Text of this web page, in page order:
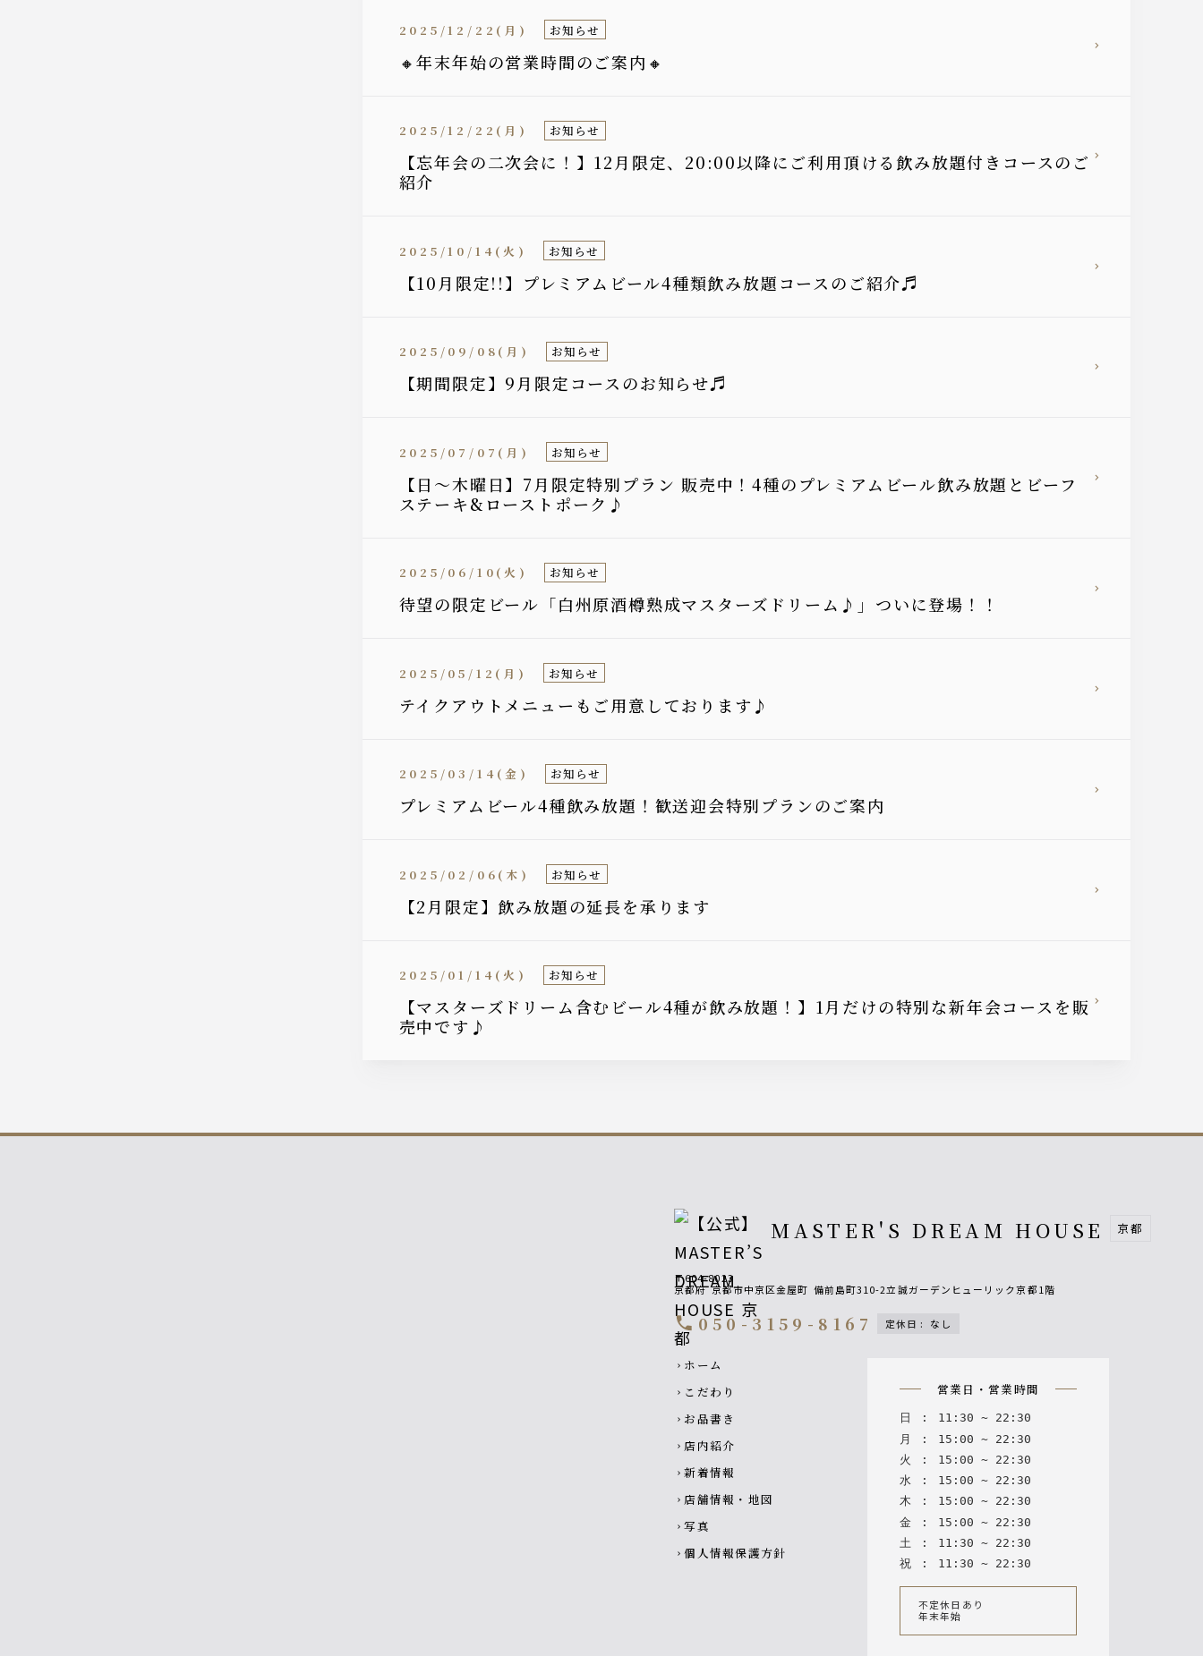
🔸年末年始の営業時間のご案内🔸
2025/12/22(月) お知らせ
【忘年会の二次会に！】12月限定、20:00以降にご利用頂ける飲み放題付きコースのご
紹介
2025/12/22(月) お知らせ
【10月限定!!】プレミアムビール4種類飲み放題コースのご紹介♬
2025/10/14(火) お知らせ
【期間限定】9月限定コースのお知らせ♬
2025/09/08(月) お知らせ
【日〜木曜日】7月限定特別プラン 販売中！4種のプレミアムビール飲み放題とビーフ
ステーキ&ローストポーク♪
2025/07/07(月) お知らせ
待望の限定ビール「白州原酒樽熟成マスターズドリーム♪」ついに登場！！
2025/06/10(火) お知らせ
テイクアウトメニューもご用意しております♪
2025/05/12(月) お知らせ
プレミアムビール4種飲み放題！歓送迎会特別プランのご案内
2025/03/14(金) お知らせ
【2月限定】飲み放題の延長を承ります
2025/02/06(木) お知らせ
【マスターズドリーム含むビール4種が飲み放題！】1月だけの特別な新年会コースを販
売中です♪
2025/01/14(火) お知らせ
MASTER'S DREAM HOUSE 京都
〒604-8023
京都府 京都市中京区金屋町 備前島町310-2立誠ガーデンヒューリック京都1階
call 050-3159-8167 定休日 : なし
Footer navigation
chevron_right ホーム
chevron_right こだわり
chevron_right お品書き
chevron_right 店内紹介
chevron_right 新着情報
chevron_right 店舗情報・地図
chevron_right 写真
chevron_right 個人情報保護方針
営業日・営業時間
日 : 11 : 30 ~ 22 : 30
月
: 15 : 00 ~ 22 : 30
火
: 15 : 00 ~ 22 : 30
水 : 15 : 00 ~ 22 : 30
木
: 15 : 00 ~ 22 : 30
金
: 15 : 00 ~ 22 : 30
土
: 11 : 30 ~ 22 : 30
祝 : 11 : 30 ~ 22 : 30
不定休日あり
年末年始